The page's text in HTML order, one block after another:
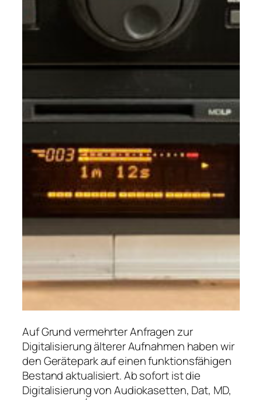
Auf Grund vermehrter Anfragen zur
Digitalisierung älterer Aufnahmen haben wir
den Gerätepark auf einen funktionsfähigen
Bestand aktualisiert. Ab sofort ist die
Digitalisierung von Audiokasetten, Dat, MD,